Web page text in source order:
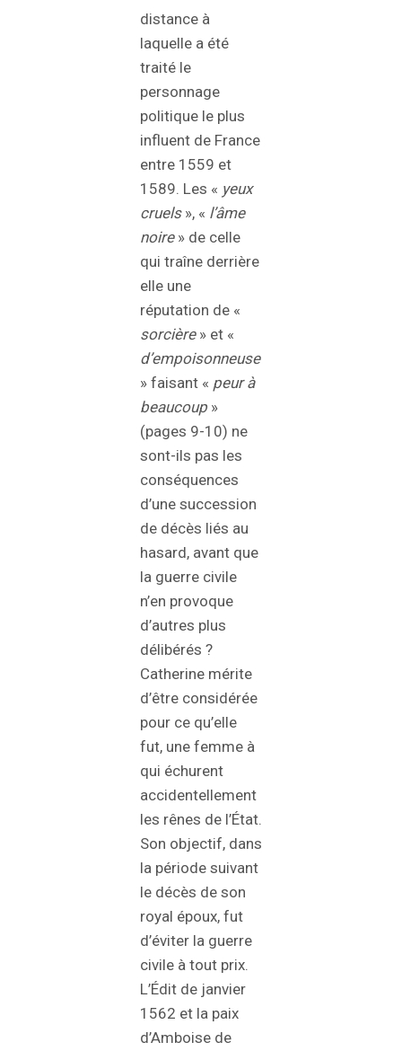
distance à
laquelle a été
traité le
personnage
politique le plus
influent de France
entre 1559 et
1589. Les « yeux
cruels», « l’âme
noire» de celle
qui traîne derrière
elle une
réputation de «
sorcière» et «
d’empoisonneuse
» faisant « peur à
beaucoup »
(pages 9-10) ne
sont-ils pas les
conséquences
d’une succession
de décès liés au
hasard, avant que
la guerre civile
n’en provoque
d’autres plus
délibérés ?
Catherine mérite
d’être considérée
pour ce qu’elle
fut, une femme à
qui échurent
accidentellement
les rênes de l’État.
Son objectif, dans
la période suivant
le décès de son
royal époux, fut
d’éviter la guerre
civile à tout prix.
L’Édit de janvier
1562 et la paix
d’Amboise de